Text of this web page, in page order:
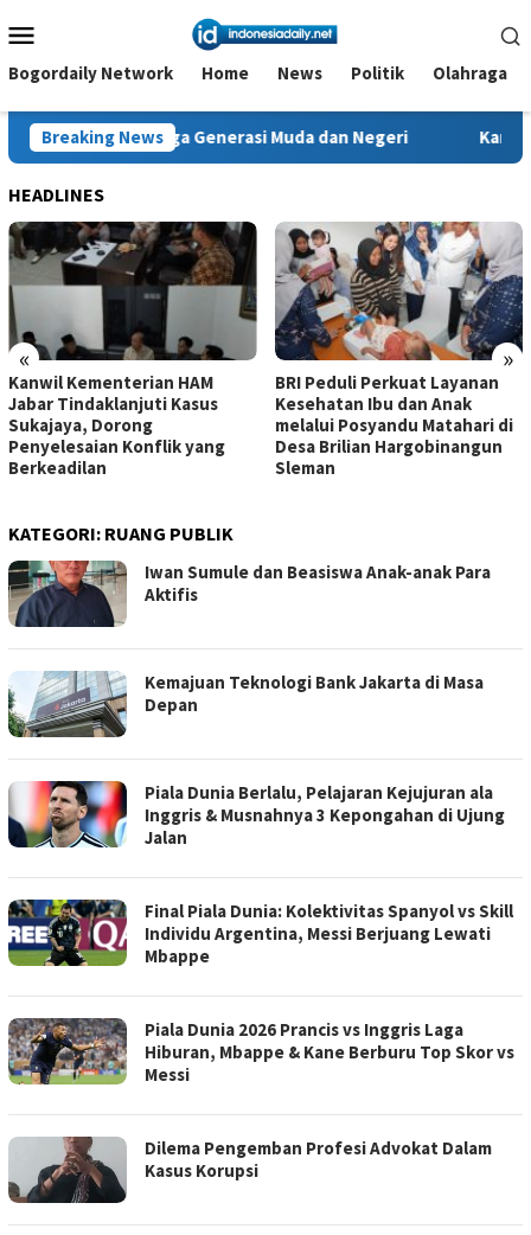
ke
kontenMobile
Bogordaily Network Home News Politik Olahraga
Breaking News
Generasi Muda dan Negeri Kanwil Kementerian
HEADLINES
« »
Kanwil Kementerian HAM
Jabar Tindaklanjuti Kasus
Sukajaya, Dorong
Penyelesaian Konflik yang
Berkeadilan
BRI Peduli Perkuat Layanan
Kesehatan Ibu dan Anak
melalui Posyandu Matahari di
Desa Brilian Hargobinangun
Sleman
KATEGORI: RUANG PUBLIK
Iwan Sumule dan Beasiswa Anak-anak Para
Aktifis
Kemajuan Teknologi Bank Jakarta di Masa
Depan
Piala Dunia Berlalu, Pelajaran Kejujuran ala
Inggris & Musnahnya 3 Kepongahan di Ujung
Jalan
Final Piala Dunia: Kolektivitas Spanyol vs Skill
Individu Argentina, Messi Berjuang Lewati
Mbappe
Piala Dunia 2026 Prancis vs Inggris Laga
Hiburan, Mbappe & Kane Berburu Top Skor vs
Messi
Dilema Pengemban Profesi Advokat Dalam
Kasus Korupsi